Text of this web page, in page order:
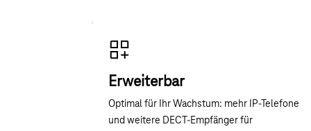
Erweiterbar
Optimal für Ihr Wachstum: mehr IP-Telefone
und weitere DECT-Empfänger für